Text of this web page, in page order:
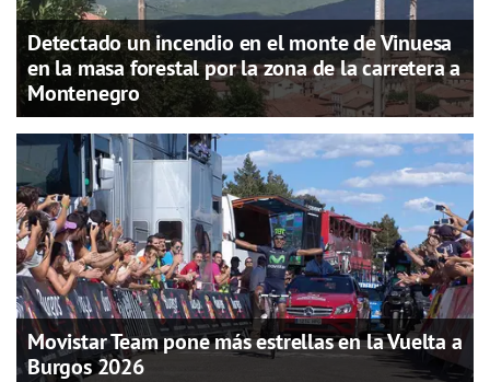
Detectado un incendio en el monte de Vinuesa
en la masa forestal por la zona de la carretera a
Montenegro
Movistar Team pone más estrellas en la Vuelta a
Burgos 2026